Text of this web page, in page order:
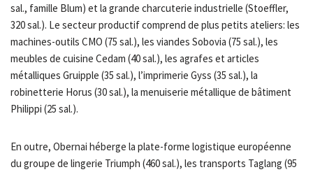
sal., famille Blum) et la grande charcuterie industrielle (Stoeffler,
320 sal.). Le secteur productif comprend de plus petits ateliers: les
machines-outils CMO (75 sal.), les viandes Sobovia (75 sal.), les
meubles de cuisine Cedam (40 sal.), les agrafes et articles
métalliques Gruipple (35 sal.), l’imprimerie Gyss (35 sal.), la
robinetterie Horus (30 sal.), la menuiserie métallique de bâtiment
Philippi (25 sal.).
En outre, Obernai héberge la plate-forme logistique européenne
du groupe de lingerie Triumph (460 sal.), les transports Taglang (95